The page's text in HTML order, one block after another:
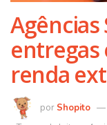
entregas
renda
Shopito